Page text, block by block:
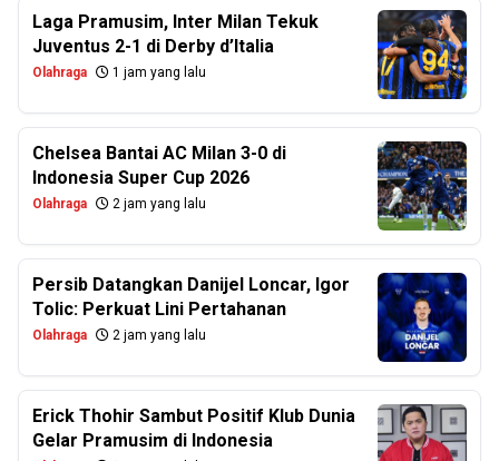
Laga Pramusim, Inter Milan Tekuk
Juventus 2-1 di Derby d’Italia
Olahraga 1 jam yang lalu
Chelsea Bantai AC Milan 3-0 di
Indonesia Super Cup 2026
Olahraga 2 jam yang lalu
Persib Datangkan Danijel Loncar, Igor
Tolic: Perkuat Lini Pertahanan
Olahraga 2 jam yang lalu
Erick Thohir Sambut Positif Klub Dunia
Gelar Pramusim di Indonesia